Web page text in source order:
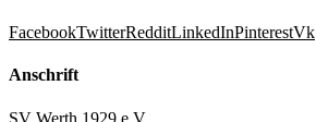
FacebookTwitterRedditLinkedInPinterestVk
Anschrift
SV Werth 1929 e.V.